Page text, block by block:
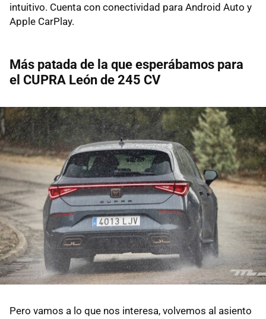
intuitivo. Cuenta con conectividad para Android Auto y
Apple CarPlay.
Más patada de la que esperábamos para
el CUPRA León de 245 CV
Pero vamos a lo que nos interesa, volvemos al asiento